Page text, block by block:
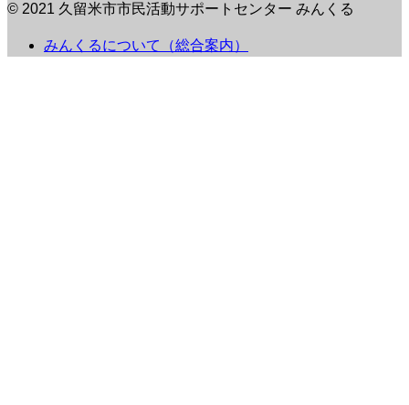
© 2021 久留米市市民活動サポートセンター みんくる
みんくるについて（総合案内）